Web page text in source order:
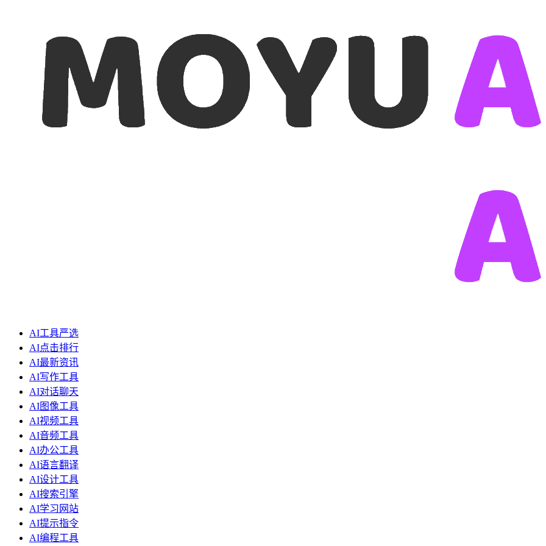
AI工具严选
AI点击排行
AI最新资讯
AI写作工具
AI对话聊天
AI图像工具
AI视频工具
AI音频工具
AI办公工具
AI语言翻译
AI设计工具
AI搜索引擎
AI学习网站
AI提示指令
AI编程工具